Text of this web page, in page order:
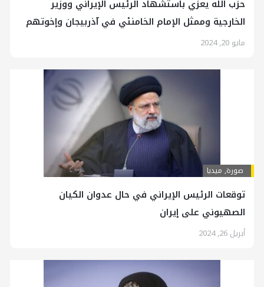
حزب الله يعزّي باستشهاد الرئيس الإيراني ووزير
الخارجية وممثل الإمام الخامنئي في آذر‏بيجان وإخوتهم
مايو 20, 2024
صورة, ميديا
توقعات الرئيس الإيراني في حال عدوان الکیان
الصهيوني على إيران
أبريل 26, 2024